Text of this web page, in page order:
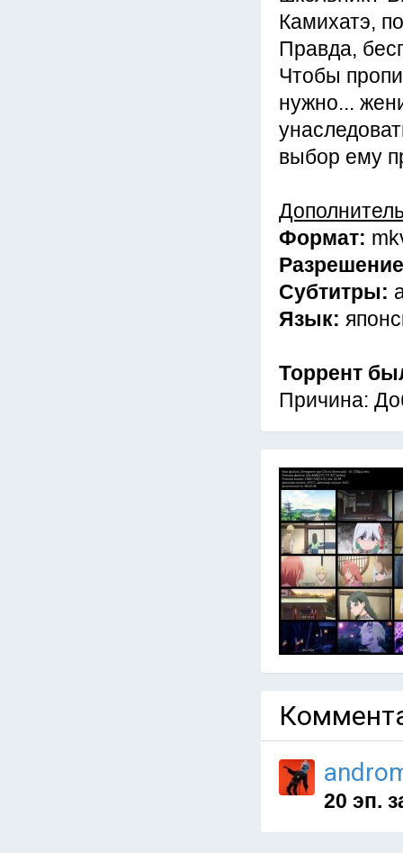
Камихатэ,
Правда,
Чтобы
нужно...
выбор ему
Формат:
Субтитры:
Язык:
Торрент
Причина:
20 эп.